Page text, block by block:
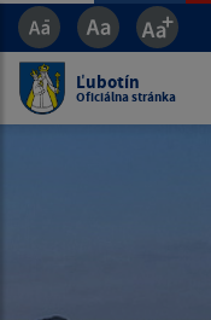
Ľubotín
Oficiálna stránka